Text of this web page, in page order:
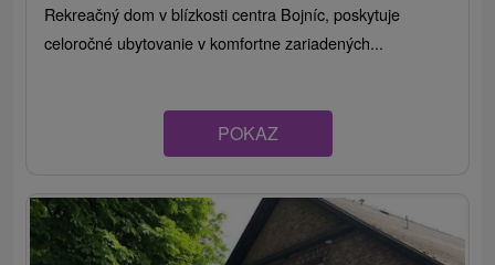
Rekreačný dom v blízkosti centra Bojníc, poskytuje
celoročné ubytovanie v komfortne zariadených...
POKAZ